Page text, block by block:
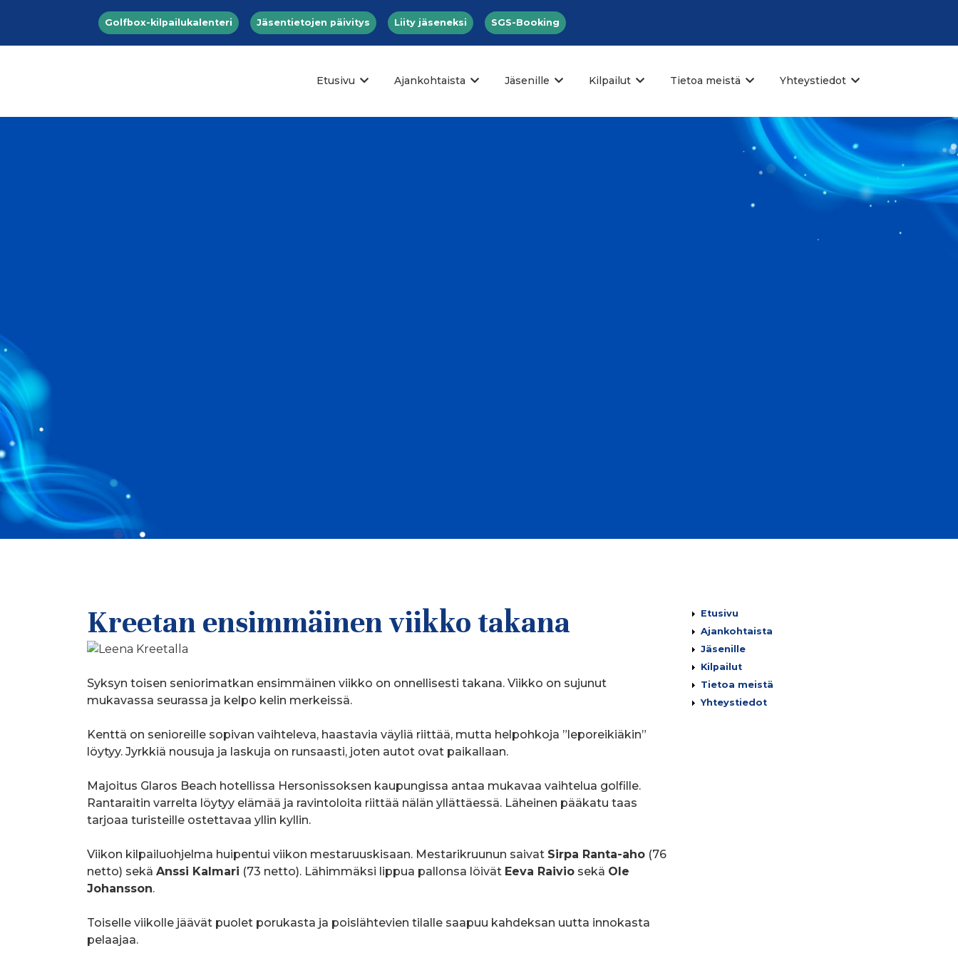
Top menu
Golfbox-kilpailukalenteri Jäsentietojen päivitys Liity jäseneksi SGS-Booking
Etusivu Ajankohtaista Jäsenille Kilpailut Tietoa meistä Yhteystiedot
Kreetan ensimmäinen viikko takana
Syksyn toisen seniorimatkan ensimmäinen viikko on onnellisesti takana. Viikko on sujunut
mukavassa seurassa ja kelpo kelin merkeissä.
Kenttä on senioreille sopivan vaihteleva, haastavia väyliä riittää, mutta helpohkoja ”leporeikiäkin”
löytyy. Jyrkkiä nousuja ja laskuja on runsaasti, joten autot ovat paikallaan.
Majoitus Glaros Beach hotellissa Hersonissoksen kaupungissa antaa mukavaa vaihtelua golfille.
Rantaraitin varrelta löytyy elämää ja ravintoloita riittää nälän yllättäessä. Läheinen pääkatu taas
tarjoaa turisteille ostettavaa yllin kyllin.
Viikon kilpailuohjelma huipentui viikon mestaruuskisaan. Mestarikruunun saivat Sirpa Ranta-aho (76
netto) sekä Anssi Kalmari (73 netto). Lähimmäksi lippua pallonsa löivät Eeva Raivio sekä Ole
Johansson.
Toiselle viikolle jäävät puolet porukasta ja poislähtevien tilalle saapuu kahdeksan uutta innokasta
pelaajaa.
Päävalikko
Etusivu
Ajankohtaista
Jäsenille
Kilpailut
Tietoa meistä
Yhteystiedot